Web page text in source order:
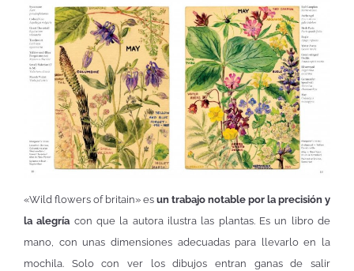
«Wild flowers of britain» es un trabajo notable por la precisión y
la alegría con que la autora ilustra las plantas. Es un libro de
mano, con unas dimensiones adecuadas para llevarlo en la
mochila. Solo con ver los dibujos entran ganas de salir